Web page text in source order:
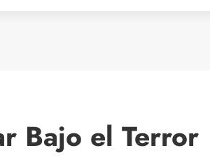
Bajo el Terror